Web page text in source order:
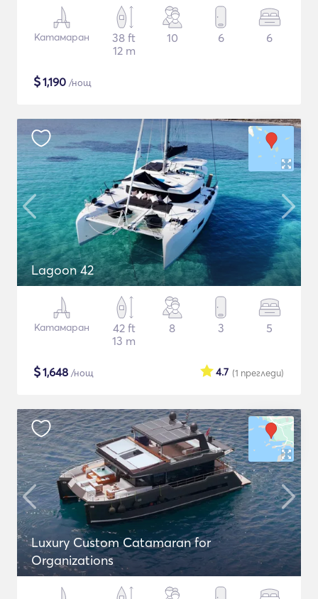
Катамаран
38 ft
12 m
10 6 6
$1,190 /нощ
Lagoon 42
Катамаран
42 ft
13 m
8 3 5
$1,648 /нощ (1 прегледи)
4.7
Luxury Custom Catamaran for
Organizations